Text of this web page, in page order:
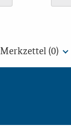
Merkzettel (0)